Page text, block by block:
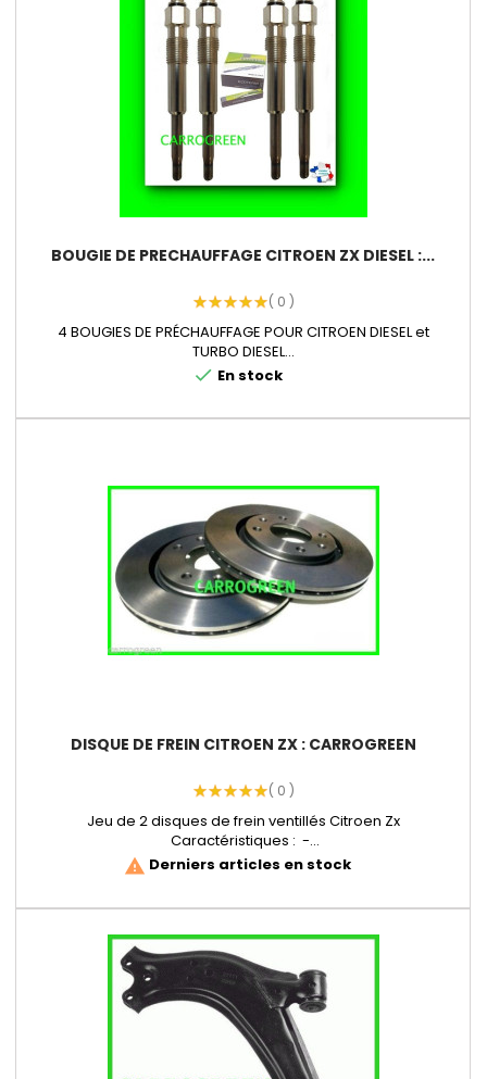
BOUGIE DE PRECHAUFFAGE CITROEN ZX DIESEL :...
( 0 )
4 BOUGIES DE PRÉCHAUFFAGE POUR CITROEN DIESEL et
TURBO DIESEL...
check En stock
DISQUE DE FREIN CITROEN ZX : CARROGREEN
( 0 )
Jeu de 2 disques de frein ventillés Citroen Zx
Caractéristiques : -...
warning Derniers articles en stock